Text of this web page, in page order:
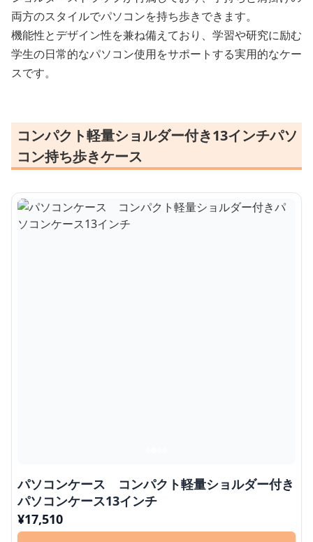
両方のスタイルでパソコンを持ち歩きできます。
機能性とデザイン性を兼ね備えており、学習や研究に励む
学生の日常的なパソコン使用をサポートする実用的なケー
スです。
コンパクト軽量ショルダー付き13インチパソ
コン持ち歩きケース
パソコンケース コンパクト軽量ショルダー付き
パソコンケース13インチ
¥17,510